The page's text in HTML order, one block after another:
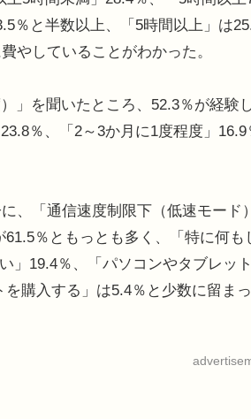
％と半数以上、「5時間以上」は
やしていることがわかった。
」を聞いたところ、52.3％が経験
％、「2～3か月に1度程度」
、「通信速度制限下（低速モード
％ともっとも多く、「特に何も
」19.4％、「パソコンやタブレッ
購入する」は5.4％と少数に留まっ